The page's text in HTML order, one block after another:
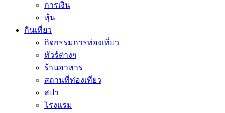
การเงิน
หุ้น
กินเที่ยว
กิจกรรมการท่องเที่ยว
ทัวร์ต่างๆ
ร้านอาหาร
สถานที่ท่องเที่ยว
สปา
โรงแรม